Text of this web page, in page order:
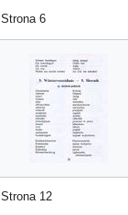
Strona 6
Strona 12